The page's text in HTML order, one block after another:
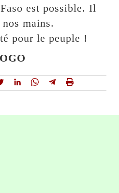
est possible. Il
mains.
pour le peuple !